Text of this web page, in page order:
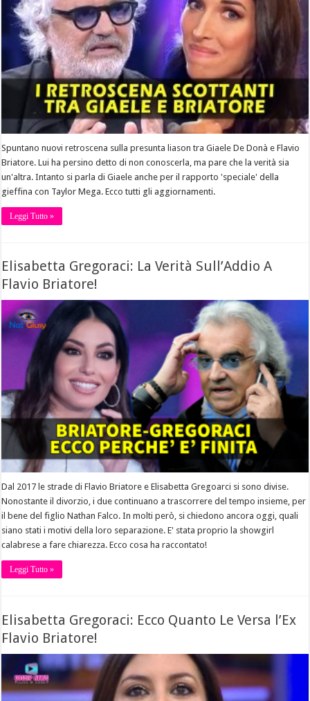
Spuntano nuovi retroscena sulla presunta liason tra Giaele De Donà e Flavio
Briatore. Lui ha persino detto di non conoscerla, ma pare che la verità sia
un'altra. Intanto si parla di Giaele anche per il rapporto 'speciale' della
gieffina con Taylor Mega. Ecco tutti gli aggiornamenti.
Leggi Tutto »
Elisabetta Gregoraci: La Verità Sull’Addio A
Flavio Briatore!
Dal 2017 le strade di Flavio Briatore e Elisabetta Gregoarci si sono divise.
Nonostante il divorzio, i due continuano a trascorrere del tempo insieme, per
il bene del figlio Nathan Falco. In molti però, si chiedono ancora oggi, quali
siano stati i motivi della loro separazione. E' stata proprio la showgirl
calabrese a fare chiarezza. Ecco cosa ha raccontato!
Leggi Tutto »
Elisabetta Gregoraci: Ecco Quanto Le Versa l’Ex
Flavio Briatore!